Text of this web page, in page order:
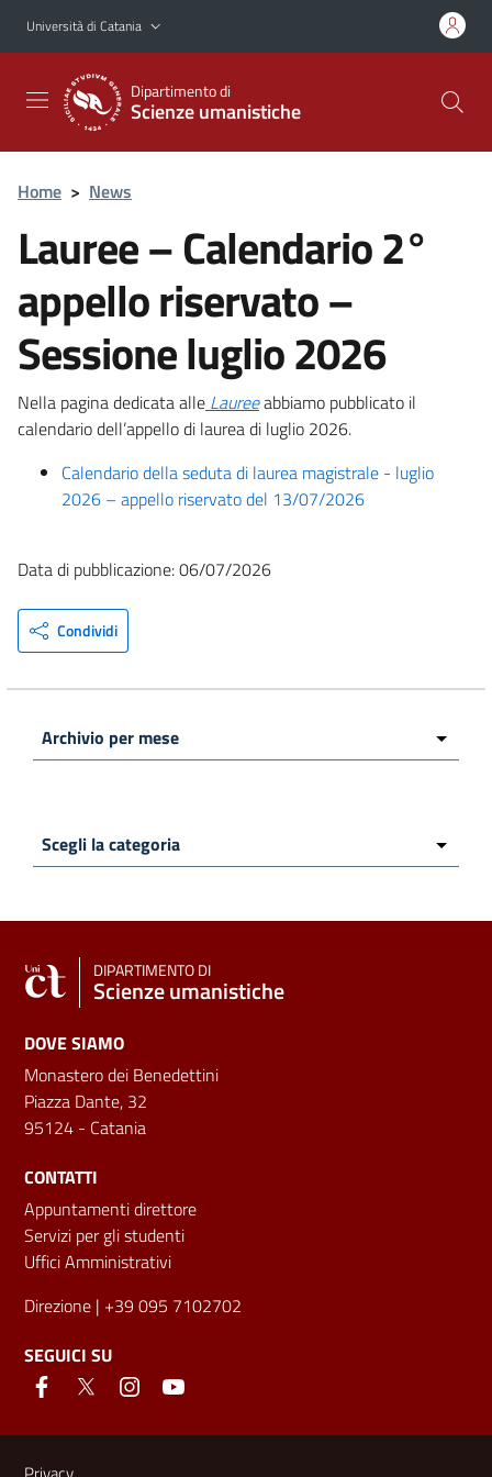
Vai al contenuto principale
Vai al menu di navigazione
Università di Catania
Dipartimento di
Scienze umanistiche
Home > News
Lauree – Calendario 2°
appello riservato –
Sessione luglio 2026
Nella pagina dedicata alle Laureeabbiamo pubblicato il
calendario dell’appello di laurea di luglio 2026.
Calendario della seduta di laurea magistrale - luglio
2026 – appello riservato del 13/07/2026
Data di pubblicazione: 06/07/2026
Condividi
DIPARTIMENTO DI
Scienze umanistiche
DOVE SIAMO
Monastero dei Benedettini
Piazza Dante, 32
95124 - Catania
CONTATTI
Appuntamenti direttore
Servizi per gli studenti
Uffici Amministrativi
Direzione | +39 095 7102702
SEGUICI SU
Link e informazioni utili